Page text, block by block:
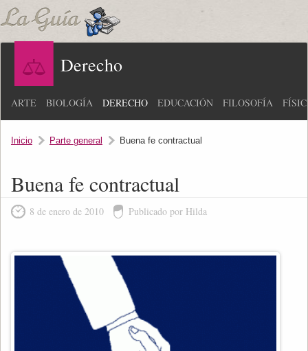
Derecho
ARTE BIOLOGÍA DERECHO EDUCACIÓN FILOSOFÍA
Inicio Parte general Buena fe contractual
Buena fe contractual
8 de enero de 2010 Publicado por Hilda